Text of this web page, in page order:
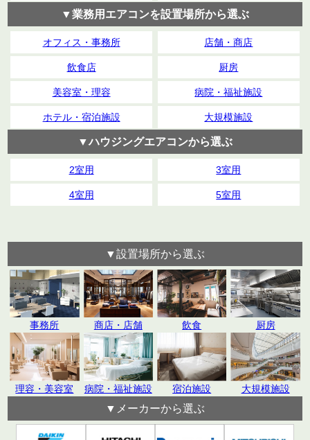
▼業務用エアコンを設置場所から選ぶ
オフィス・事務所 店舗・商店
飲食店 厨房
美容室・理容 病院・福祉施設
ホテル・宿泊施設 大規模施設
▼ハウジングエアコンから選ぶ
2室用 3室用
4室用 5室用
▼設置場所から選ぶ
事務所 商店・店舗 飲食 厨房
理容・美容室 病院・福祉施設 宿泊施設 大規模施設
▼メーカーから選ぶ